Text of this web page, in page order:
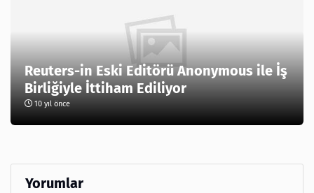
Reuters-in Eski Editörü Anonymous ile İş
Birliğiyle İttiham Ediliyor
10 yıl önce
Yorumlar